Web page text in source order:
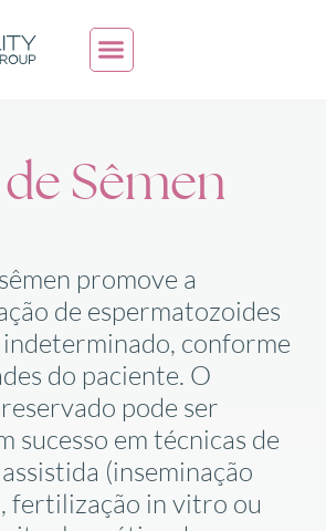
Sêmen
promove a
de espermatozoides
conforme
do paciente. O
pode ser
sucesso em técnicas de
(inseminação
fertilização in vitro ou